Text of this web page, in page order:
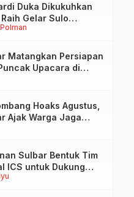
Polman
Duka Dikukuhkan
Gelar Sulo
Matangkan Persiapan
Upacara di
Kirang
Hoaks Agustus,
Ajak Warga Jaga
Sulbar Bentuk Tim
ICS untuk Dukung
Pekebun di